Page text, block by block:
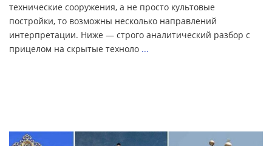
технические сооружения, а не просто культовые
постройки, то возможны несколько направлений
интерпретации. Ниже — строго аналитический разбор с
прицелом на скрытые техноло ...